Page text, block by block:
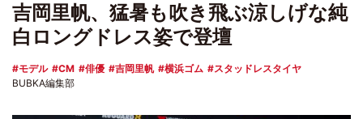
吉岡里帆、猛暑も吹き飛ぶ涼しげな純
白ロングドレス姿で登壇
モデル CM 俳優 吉岡里帆 横浜ゴム
スタッドレスタイヤ
BUBKA編集部